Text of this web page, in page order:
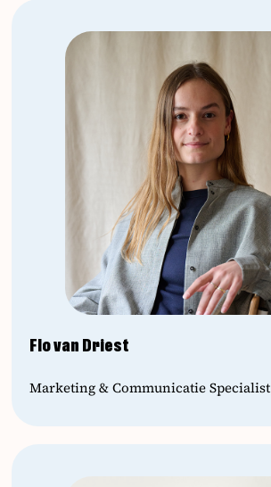
Flo van Driest
Marketing & Communicatie Specialist